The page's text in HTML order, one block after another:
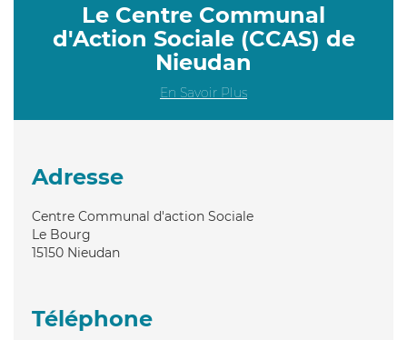
Le Centre Communal
d'Action Sociale (CCAS) de
Nieudan
En Savoir Plus
Adresse
Centre Communal d'action Sociale
Le Bourg
15150 Nieudan
Téléphone